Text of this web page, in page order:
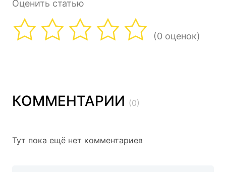
Оценить статью
(0 оценок)
КОММЕНТАРИИ (0)
Тут пока ещё нет комментариев